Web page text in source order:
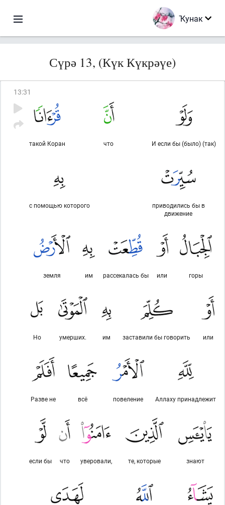
Ҡунак
Сүрә 13, (Күк Күкрәүе)
13:31
И если бы (было) (так)
что
такой Коран
приводились бы в
движение
с помощью которого
горы
или
рассекалась бы
им
земля
или
заставили бы говорить
им
умерших.
Но
Аллаху принадлежит
повеление
всё
Разве не
знают
те, которые
уверовали,
что
если бы